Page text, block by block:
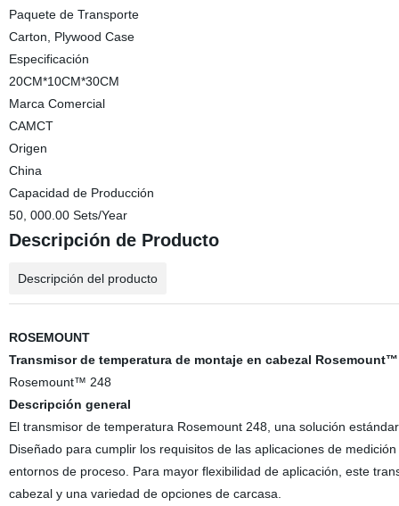
Paquete de Transporte
Carton, Plywood Case
Especificación
20CM*10CM*30CM
Marca Comercial
CAMCT
Origen
China
Capacidad de Producción
50, 000.00 Sets/Year
Descripción de Producto
Descripción del producto
ROSEMOUNT
Transmisor de temperatura de montaje en cabezal Rosemount™
Rosemount™ 248
Descripción general
El transmisor de temperatura Rosemount 248, una solución
Diseñado para cumplir los requisitos de las aplicaciones de
entornos de proceso. Para mayor flexibilidad de aplicación, este
cabezal y una variedad de opciones de carcasa.